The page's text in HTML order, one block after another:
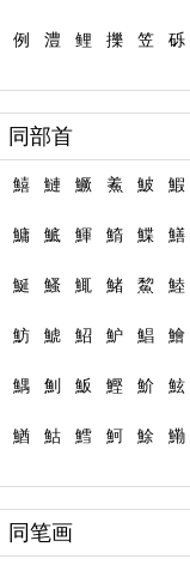
例 澧 鲤 擽 笠 砾
同部首
鱚 鰱 鱖 鮺 鮍 鰕
鱅 鯳 鯶 鰖 鰈 鱔
鯅 鰠 鮿 鯺 鯬 鯥
魴 鯱 鮉 魲 鯧 鱠
鰅 魝 魬 鰹 魪 鮌
鰌 鮕 鱈 魺 鮽 鰳
同笔画